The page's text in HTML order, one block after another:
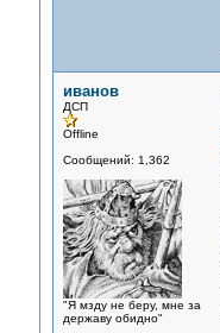
иванов
ДСП
Offline
Сообщений: 1,362
"Я мзду не беру, мне за
державу обидно"